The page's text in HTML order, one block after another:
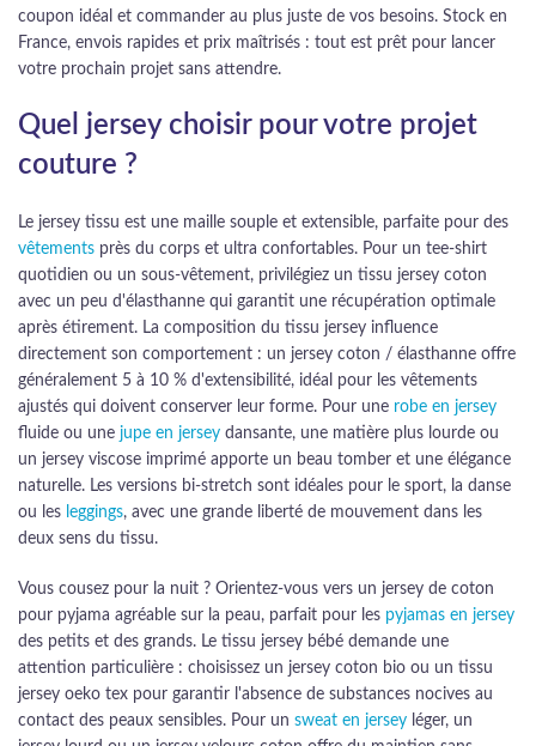
coupon idéal et commander au plus juste de vos besoins. Stock en
France, envois rapides et prix maîtrisés : tout est prêt pour lancer
votre prochain projet sans attendre.
Quel jersey choisir pour votre projet
couture ?
Le jersey tissu est une maille souple et extensible, parfaite pour des
vêtements près du corps et ultra confortables. Pour un tee-shirt
quotidien ou un sous-vêtement, privilégiez un tissu jersey coton
avec un peu d'élasthanne qui garantit une récupération optimale
après étirement. La composition du tissu jersey influence
directement son comportement : un jersey coton / élasthanne offre
généralement 5 à 10 % d'extensibilité, idéal pour les vêtements
ajustés qui doivent conserver leur forme. Pour une robe en jersey
fluide ou une jupe en jersey dansante, une matière plus lourde ou
un jersey viscose imprimé apporte un beau tomber et une élégance
naturelle. Les versions bi-stretch sont idéales pour le sport, la danse
ou les leggings, avec une grande liberté de mouvement dans les
deux sens du tissu.
Vous cousez pour la nuit ? Orientez-vous vers un jersey de coton
pour pyjama agréable sur la peau, parfait pour les pyjamas en jersey
des petits et des grands. Le tissu jersey bébé demande une
attention particulière : choisissez un jersey coton bio ou un tissu
jersey oeko tex pour garantir l'absence de substances nocives au
contact des peaux sensibles. Pour un sweat en jersey léger, un